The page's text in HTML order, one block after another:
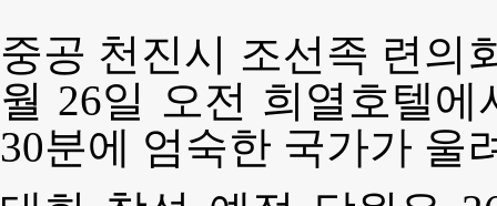
중공 천진시 조선족 련의
월 26일 오전 희열호텔
30분에 엄숙한 국가가 울